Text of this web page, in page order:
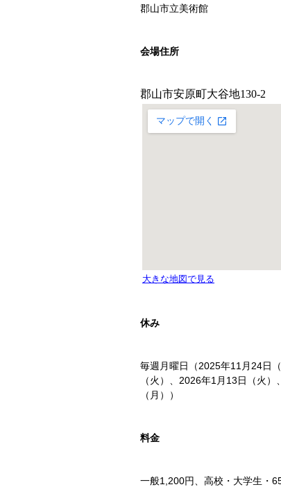
郡山市立美術館
会場住所
休み
毎週⽉曜⽇（2025年11⽉24⽇
（火）、2026年1月13日（火
（⽉））
料金
⼀般1,200円、⾼校・大学生・